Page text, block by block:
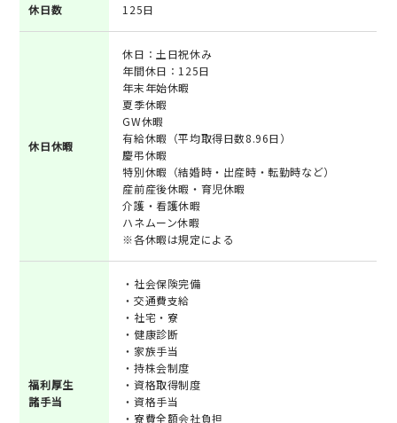
休日数 125日
休日休暇
休日：土日祝休み
年間休日：125日
年末年始休暇
夏季休暇
GW休暇
有給休暇（平均取得日数8.96日）
慶弔休暇
特別休暇（結婚時・出産時・転勤時など）
産前産後休暇・育児休暇
介護・看護休暇
ハネムーン休暇
※各休暇は規定による
福利厚生
諸手当
・社会保険完備
・交通費支給
・社宅・寮
・健康診断
・家族手当
・持株会制度
・資格取得制度
・資格手当
・寮費全額会社負担